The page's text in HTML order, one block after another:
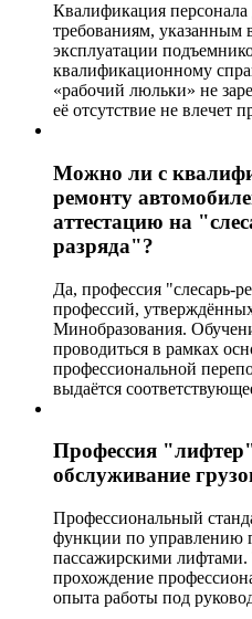
Квалификация персонала
требованиям, указанным
эксплуатации
квалификационному
«рабочий люльки» не
её отсутствие не влечет
Можно ли с
ремонту
аттестацию на
разряда"?
Да, профессия "слесарь-
профессий,
Минобразования.
проводиться в рамках
профессиональной
выдаётся
Профессия
обслуживание
Профессиональный
функции по управлению
пассажирскими
прохождение
опыта работы под